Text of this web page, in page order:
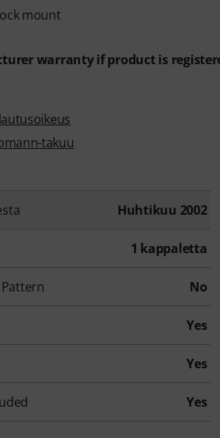
mount
warranty if product is
takuu
Huhtikuu 2002
1 kappaletta
No
Yes
Yes
Yes